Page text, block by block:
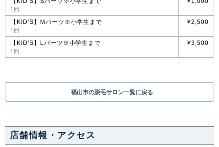
1回
【KID'S】Mパーツ※小学生まで
1回
¥2,500
【KID'S】Lパーツ※小学生まで
1回
¥3,500
福山市の脱毛サロン一覧に戻る
店舗情報・アクセス